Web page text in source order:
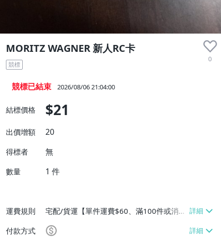
MORITZ WAGNER 新人RC卡
0
競標
競標已結束 2026/08/06 21:04:00
結標價格 $21
出價增額 20
得標者 無
數量 1 件
運費規則
宅配/貨運【單件運費$60、滿100件或消費
滿$9999免運費】
付款方式